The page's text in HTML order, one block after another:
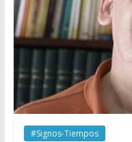
#Signos-Tiempos